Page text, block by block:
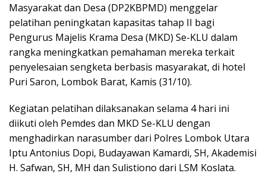
Masyarakat dan Desa (DP2KBPMD) menggelar
pelatihan peningkatan kapasitas tahap II bagi
Pengurus Majelis Krama Desa (MKD) Se-KLU dalam
rangka meningkatkan pemahaman mereka terkait
penyelesaian sengketa berbasis masyarakat, di hotel
Puri Saron, Lombok Barat, Kamis (31/10).
Kegiatan pelatihan dilaksanakan selama 4 hari ini
diikuti oleh Pemdes dan MKD Se-KLU dengan
menghadirkan narasumber dari Polres Lombok Utara
Iptu Antonius Dopi, Budayawan Kamardi, SH, Akademisi
H. Safwan, SH, MH dan Sulistiono dari LSM Koslata.